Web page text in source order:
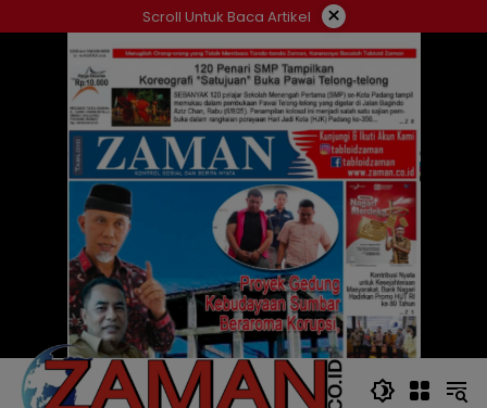
ke
Scroll Untuk Baca Artikel ×